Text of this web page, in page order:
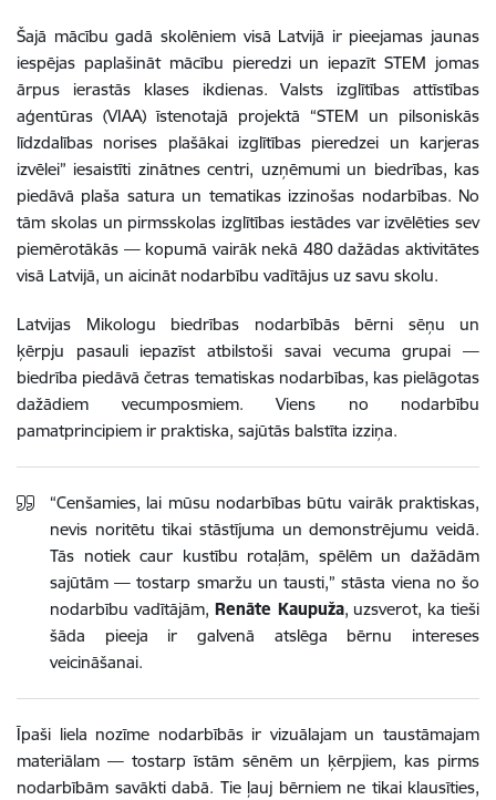
Šajā mācību gadā skolēniem visā Latvijā ir pieejamas jaunas
iespējas paplašināt mācību pieredzi un iepazīt STEM jomas
ārpus ierastās klases ikdienas. Valsts izglītības attīstības
aģentūras (VIAA) īstenotajā projektā “STEM un pilsoniskās
līdzdalības norises plašākai izglītības pieredzei un karjeras
izvēlei” iesaistīti zinātnes centri, uzņēmumi un biedrības, kas
piedāvā plaša satura un tematikas izzinošas nodarbības. No
tām skolas un pirmsskolas izglītības iestādes var izvēlēties sev
piemērotākās — kopumā vairāk nekā 480 dažādas aktivitātes
visā Latvijā, un aicināt nodarbību vadītājus uz savu skolu.
Latvijas Mikologu biedrības nodarbībās bērni sēņu un
ķērpju pasauli iepazīst atbilstoši savai vecuma grupai —
biedrība piedāvā četras tematiskas nodarbības, kas pielāgotas
dažādiem vecumposmiem. Viens no nodarbību
pamatprincipiem ir praktiska, sajūtās balstīta izziņa.
“Cenšamies, lai mūsu nodarbības būtu vairāk praktiskas,
nevis noritētu tikai stāstījuma un demonstrējumu veidā.
Tās notiek caur kustību rotaļām, spēlēm un dažādām
sajūtām — tostarp smaržu un tausti,” stāsta viena no šo
nodarbību vadītājām, Renāte Kaupuža, uzsverot, ka tieši
šāda pieeja ir galvenā atslēga bērnu intereses
veicināšanai.
Īpaši liela nozīme nodarbībās ir vizuālajam un taustāmajam
materiālam — tostarp īstām sēnēm un ķērpjiem, kas pirms
nodarbībām savākti dabā. Tie ļauj bērniem ne tikai klausīties,